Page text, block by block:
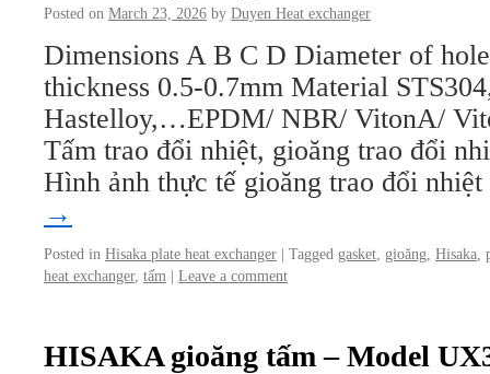
Posted on March 23, 2026 by Duyen Heat exchanger
Dimensions A B C D Diameter of
thickness 0.5-0.7mm Material
Hastelloy,…EPDM/ NBR/ VitonA/
Tấm trao đổi nhiệt, gioăng trao đổi
Hình ảnh thực tế gioăng trao đổi
→
Posted in Hisaka plate heat exchanger | Tagged gasket gioăng Hisaka
heat exchanger, tấm | Leave a comment
HISAKA gioăng tấm – Model